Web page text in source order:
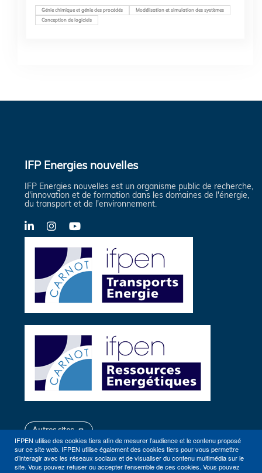
IFPEN utilise des cookies tiers afin de mesurer l’audience et le contenu proposé
sur ce site web. IFPEN utilise également des cookies tiers pour vous permettre
d’interagir avec les réseaux sociaux et de visualiser du contenu multimédia sur le
site. Vous pouvez refuser ou accepter l’ensemble de ces cookies. Vous pouvez
Génie chimique et génie des procédés
Modélisation et simulation des systèmes
Conception de logiciels
IFP Energies nouvelles
IFP Energies nouvelles est un organisme public de recherche,
d'innovation et de formation dans les domaines de l'énergie,
du transport et de l'environnement.
LinkedInInstagramYouTube
Autres sites